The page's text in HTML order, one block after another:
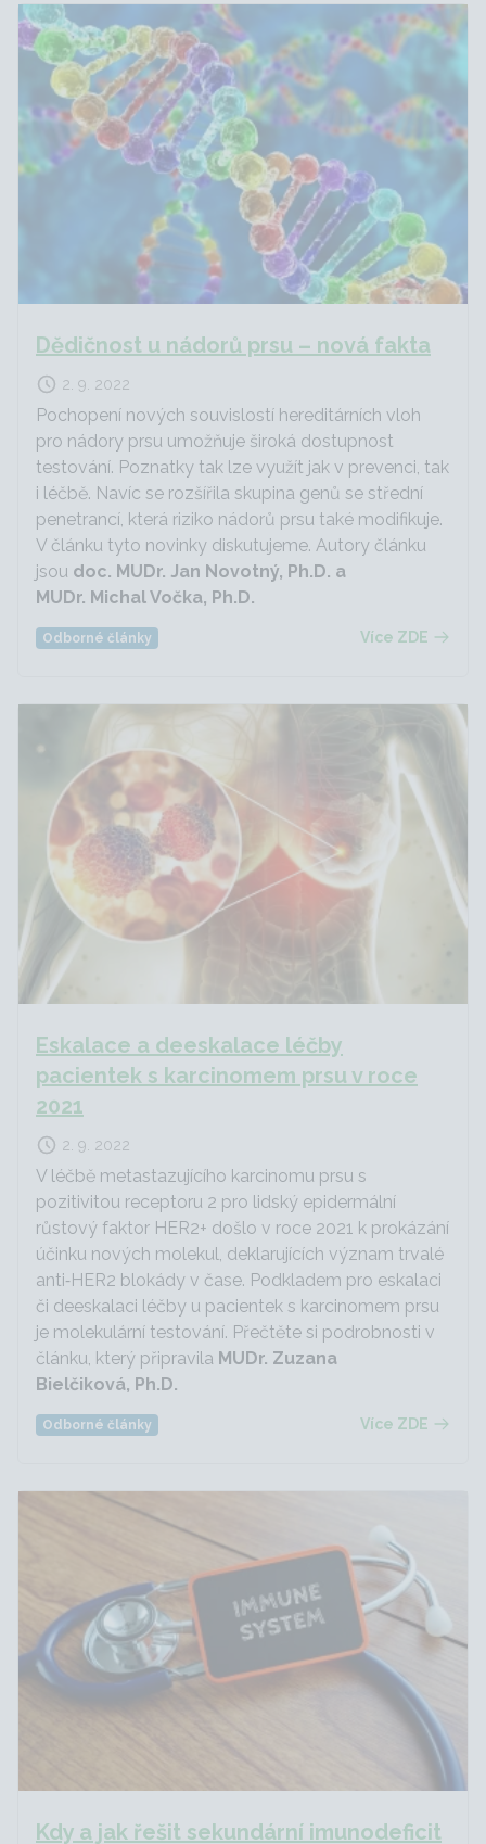
Dědičnost u nádorů prsu – nová fakta
2. 9. 2022
Pochopení nových souvislostí hereditárních vloh
pro nádory prsu umožňuje široká dostupnost
testování. Poznatky tak lze využít jak v prevenci, tak
i léčbě. Navíc se rozšířila skupina genů se střední
penetrancí, která riziko nádorů prsu také modifikuje.
V článku tyto novinky diskutujeme. Autory článku
jsou doc. MUDr. Jan Novotný, Ph.D. a
MUDr. Michal Vočka, Ph.D.
Odborné články Více ZDE
Eskalace a deeskalace léčby
pacientek s karcinomem prsu v roce
2021
2. 9. 2022
V léčbě metastazujícího karcinomu prsu s
pozitivitou receptoru 2 pro lidský epidermální
růstový faktor HER2+ došlo v roce 2021 k prokázání
účinku nových molekul, deklarujících význam trvalé
anti‐HER2 blokády v čase. Podkladem pro eskalaci
či deeskalaci léčby u pacientek s karcinomem prsu
je molekulární testování. Přečtěte si podrobnosti v
článku, který připravila MUDr. Zuzana
Bielčiková, Ph.D.
Odborné články Více ZDE
Kdy a jak řešit sekundární imunodeficit